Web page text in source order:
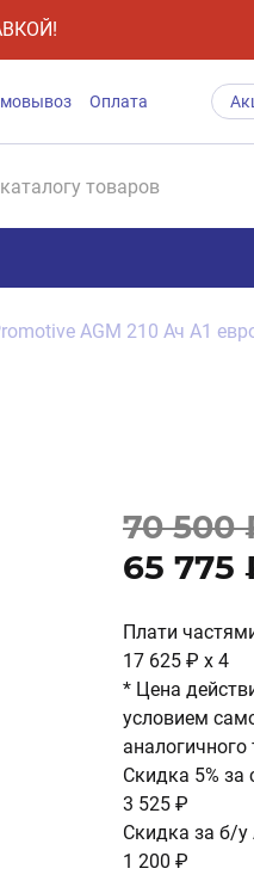
Оплата
AGM 210 Ач A1
70 500
65 775
Плати
17 625 ₽ x 4
* Цена
условием
Скидка 5%
3 525 ₽
Скидка за б/
1 200 ₽